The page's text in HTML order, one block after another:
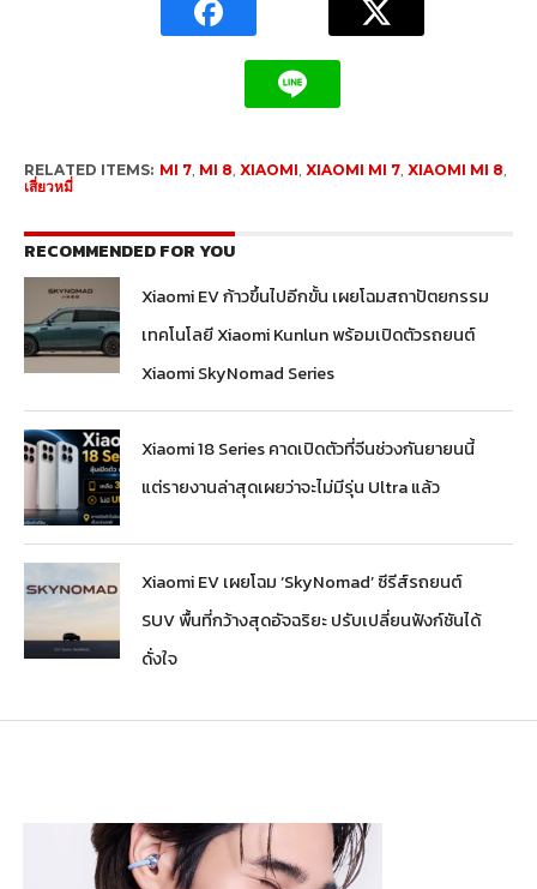
RELATED ITEMS: MI 7, MI 8 XIAOMI XIAOMI MI 7, XIAOMI MI 8
เสี่ยวหมี่
RECOMMENDED FOR YOU
Xiaomi EV ก้าวขึ้นไปอีกขั้น เผยโฉมสถาปัตยกรรม
เทคโนโลยี Xiaomi Kunlun พร้อมเปิดตัวรถยนต์
Xiaomi SkyNomad Series
Xiaomi 18 Series คาดเปิดตัวที่จีนช่วงกันยายนนี้
แต่รายงานล่าสุดเผยว่าจะไม่มีรุ่น Ultra แล้ว
Xiaomi EV เผยโฉม ‘SkyNomad’ ซีรีส์รถยนต์
SUV พื้นที่กว้างสุดอัจฉริยะ ปรับเปลี่ยนฟังก์ชันได้
ดั่งใจ